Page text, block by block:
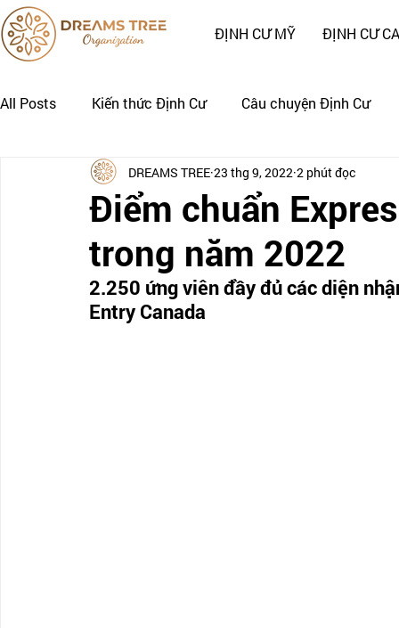
ĐỊNH CƯ MỸ ĐỊNH CƯ
All Posts Kiến thức Định Cư Câu chuyện Định Cư
Nhật Ký Định Cư của Khách Hàng CÂU CHUYỆN
Điểm chuẩn
trong năm 2022
DREAMS TREE 23 thg 9, 2022 2 phút đọc
2.250 ứng viên đầy đủ các diện
Entry Canada